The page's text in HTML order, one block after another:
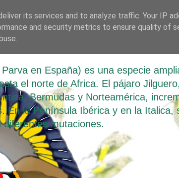
en España) es una especie
el norte de Africa. El pájaro
Bermudas y Norteamérica,
En la Península Ibérica y en la
mutaciones.
its services and to analyze traffic. Your IP
and security metrics to ensure quality of